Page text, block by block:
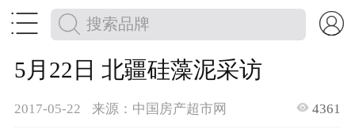
 
5月22日 北疆硅藻泥采访
2017-05-22 来源：中国房产超市网  4361